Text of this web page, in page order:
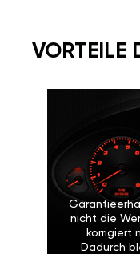
VORTEILE
nicht die
korrigiert
Dadurch